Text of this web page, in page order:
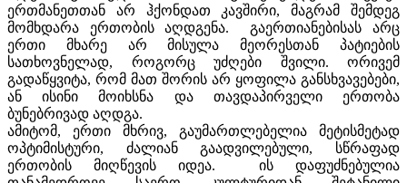
ერთმანეთთან არ ჰქონდათ კავშირი, მაგრამ შემდეგ
მომხდარა ერთობის აღდგენა. გაერთიანებისას არც
ერთი მხარე არ მისულა მეორესთან პატიების
სათხოვნელად, როგორც უძღები შვილი. ორივემ
გადაწყვიტა, რომ მათ შორის არ ყოფილა განსხვავებები,
ან ისინი მოიხსნა და თავდაპირველი ერთობა
ბუნებრივად აღდგა.
ამიტომ, ერთი მხრივ, გაუმართლებელია მეტისმეტად
ოპტიმისტური, ძალიან გაადვილებული, სწრაფად
ერთობის მიღწევის იდეა. ის დაფუძნებულია